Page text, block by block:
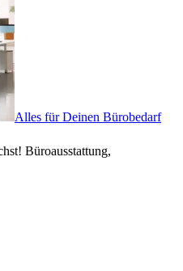
Alles für Deinen Bürobedarf
Büroausstattung,